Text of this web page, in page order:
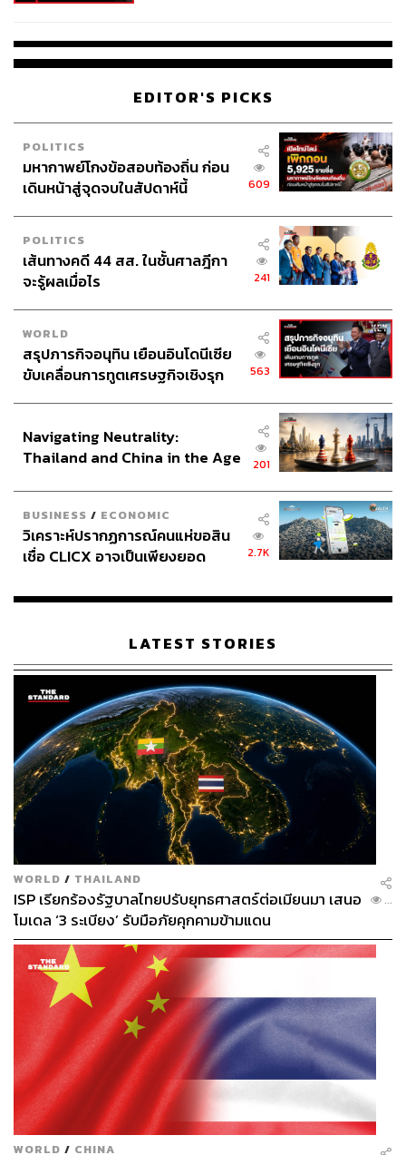
ABOUT THE AUTHOR
อนุชิต ไกรวิจิตร
Content Creator ประจำกองบรรณาธิการข่าว
กีฬา สำนักข่าว THE STANDARD ผู้มีงาน
อดิเรกคือการสัมภาษณ์ BNK48
EDITOR'S PICKS
POLITICS
มหากาพย์โกงข้อสอบท้องถิ่น ก่อน
เดินหน้าสู่จุดจบในสัปดาห์นี้
609
POLITICS
เส้นทางคดี 44 สส. ในชั้นศาลฎีกา
จะรู้ผลเมื่อไร
241
WORLD
สรุปภารกิจอนุทิน เยือนอินโดนีเซีย
ขับเคลื่อนการทูตเศรษฐกิจเชิงรุก
563
Navigating Neutrality:
Thailand and China in the Age
201
BUSINESS / ECONOMIC
วิเคราะห์ปรากฏการณ์คนแห่ขอสิน
เชื่อ CLICX อาจเป็นเพียงยอด
เรือนไทยที่ถูกซุกไว้
2.7K
LATEST STORIES
WORLD / THAILAND
ISP เรียกร้องรัฐบาลไทยปรับยุทธศาสตร์ต่อเมียนมา เสนอ
โมเดล ‘3 ระเบียง’ รับมือภัยคุกคามข้ามแดน
...
WORLD / CHINA